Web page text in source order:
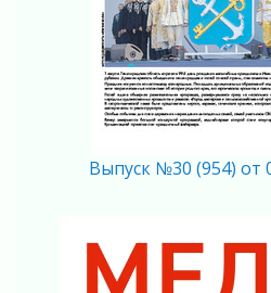
03 августа 2026
Музеи Ленобласти
03 августа 2026
Новая площадка: 2027
Часть медиков в
рассчитывать на доплату
За сутки в
ликвидировали 10
03 августа 2026
Выпуск №30 (954) от